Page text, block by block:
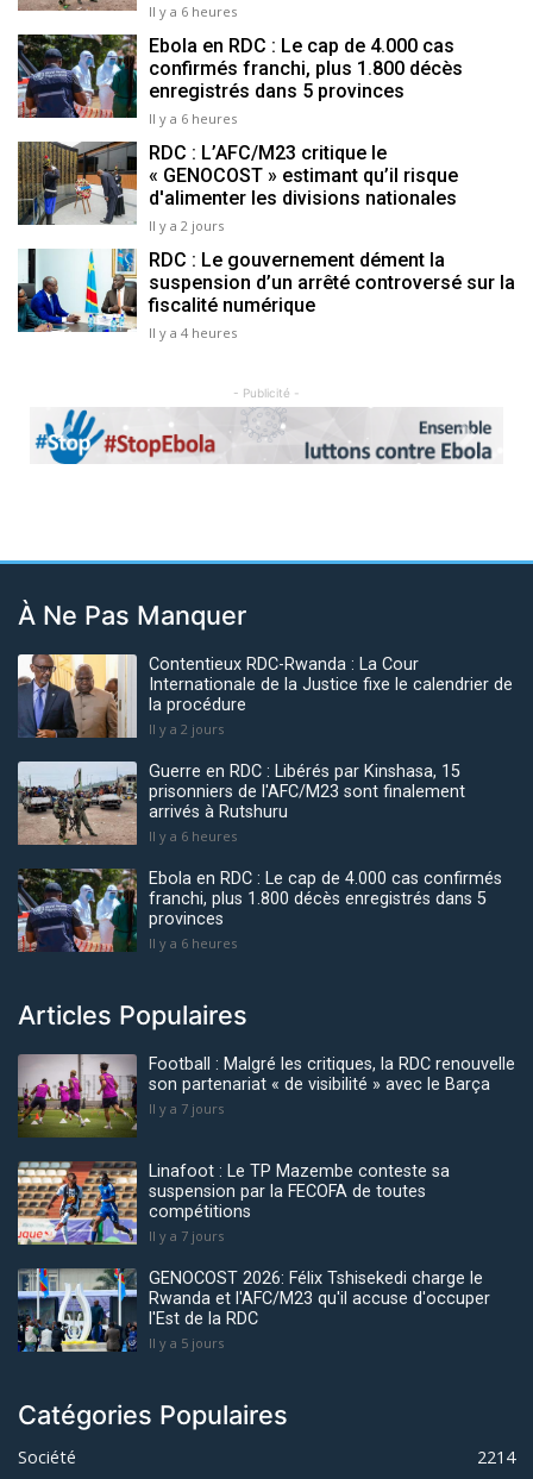
Il y a 6 heures
Ebola en RDC : Le cap de 4.000 cas
confirmés franchi, plus 1.800 décès
enregistrés dans 5 provinces
Il y a 6 heures
RDC : L’AFC/M23 critique le
« GENOCOST » estimant qu’il risque
d'alimenter les divisions nationales
Il y a 2 jours
RDC : Le gouvernement dément la
suspension d’un arrêté controversé sur la
fiscalité numérique
Il y a 4 heures
- Publicité -
Previous Next
À Ne Pas Manquer
Contentieux RDC-Rwanda : La Cour
Internationale de la Justice fixe le calendrier de
la procédure
Il y a 2 jours
Guerre en RDC : Libérés par Kinshasa, 15
prisonniers de l'AFC/M23 sont finalement
arrivés à Rutshuru
Il y a 6 heures
Ebola en RDC : Le cap de 4.000 cas confirmés
franchi, plus 1.800 décès enregistrés dans 5
provinces
Il y a 6 heures
Articles Populaires
Football : Malgré les critiques, la RDC renouvelle
son partenariat « de visibilité » avec le Barça
Il y a 7 jours
Linafoot : Le TP Mazembe conteste sa
suspension par la FECOFA de toutes
compétitions
Il y a 7 jours
GENOCOST 2026: Félix Tshisekedi charge le
Rwanda et l'AFC/M23 qu'il accuse d'occuper
l'Est de la RDC
Il y a 5 jours
Catégories Populaires
Société
2214